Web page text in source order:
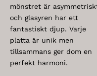
mönstret är
och glasyren har ett
fantastiskt djup. Varje
platta är unik men
tillsammans ger dom en
perfekt harmoni.